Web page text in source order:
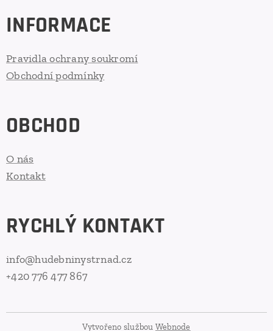
INFORMACE
Pravidla ochrany soukromí
Obchodní podmínky
OBCHOD
O nás
Kontakt
RYCHLÝ KONTAKT
info@hudebninystrnad.cz
+420 776 477 867
Vytvořeno službou Webnode